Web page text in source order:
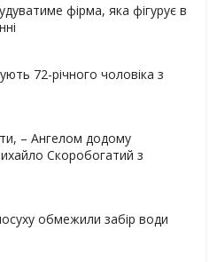
фірма, яка фігурує в
72-річного чоловіка з
– Ангелом додому
Скоробогатий з
обмежили забір води